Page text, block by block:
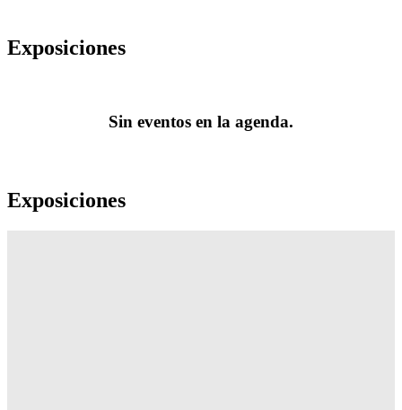
Exposiciones
Sin eventos en la agenda.
Exposiciones